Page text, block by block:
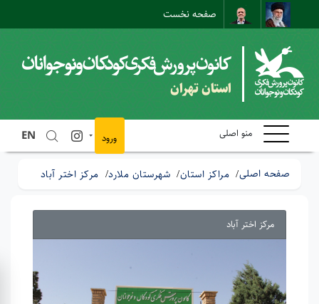
صفحه نخست
نقشه سایت
ارتباط مستقیم
استان تهران
منو اصلی EN ورود
صفحه اصلی مراکز استان شهرستان ملارد مرکز اختر آباد
مرکز اختر آباد